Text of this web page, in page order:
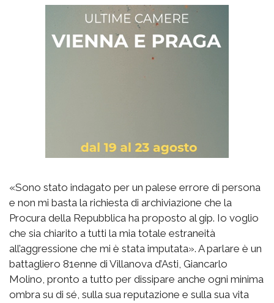
«Sono stato indagato per un palese errore di persona
e non mi basta la richiesta di archiviazione che la
Procura della Repubblica ha proposto al gip. Io voglio
che sia chiarito a tutti la mia totale estraneità
all’aggressione che mi è stata imputata». A parlare è un
battagliero 81enne di Villanova d’Asti, Giancarlo
Molino, pronto a tutto per dissipare anche ogni minima
ombra su di sé, sulla sua reputazione e sulla sua vita